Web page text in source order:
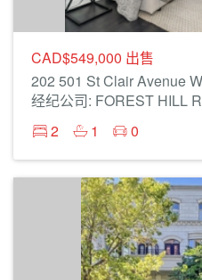
CAD$549,000 出售
202 501 St Clair Avenue
经纪公司: FOREST HILL
2
1 0